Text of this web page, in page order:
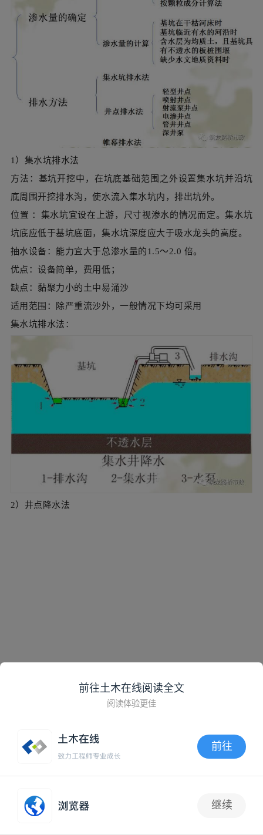
方法：基坑开挖中，在坑底基础范围之外设置集水坑并沿坑
底周围开挖排水沟，使水流入集水坑内，排出坑外。
位置 ：集水坑宜设在上游，尺寸视渗水的情况而定。集水坑
坑底应低于基坑底面，集水坑深度应大于吸水龙头的高度。
抽水设备：能力宜大于总渗水量的1.5～2.0 倍。
优点：设备简单，费用低；
缺点：黏聚力小的土中易涌沙
适用范围：除严重流沙外，一般情况下均可采用
集水坑排水法：
2）井点降水法
井点法、深井泵法
使用。井点类别的选择，宜按照土壤的渗透系数、要求降低
前往土木在线阅读全文
阅读体验更佳
前往
继续